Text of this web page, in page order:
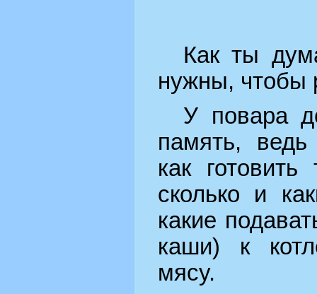
Как ты
нужны, чтобы
У повара
память,
как
сколько и
какие
каши) к
мясу.